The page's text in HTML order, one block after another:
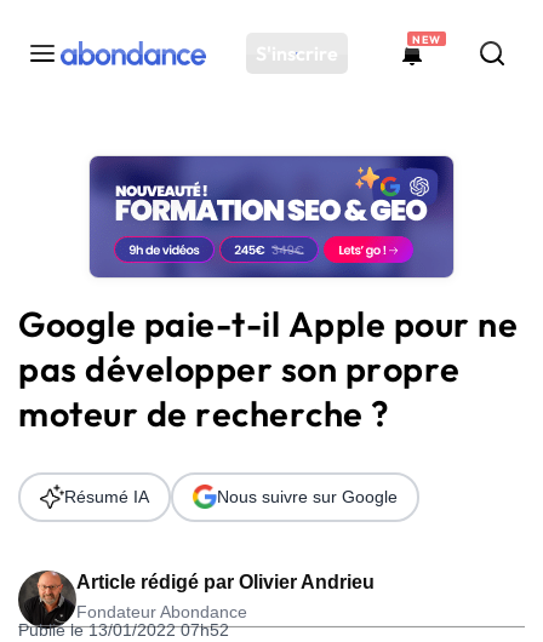
S'inscrire
NEW
Toutes les actus
Actus SEO
Plateforme
Solutions
Ressources
Audit SEO
Google paie-t-il Apple pour ne
pas développer son propre
moteur de recherche ?
Article rédigé par Olivier Andrieu
Fondateur Abondance
Publié le 13/01/2022 07h52
Résumé IA Nous suivre sur Google